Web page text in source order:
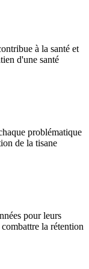
à la santé et
d'une santé
problématique
de la tisane
pour leurs
la rétention